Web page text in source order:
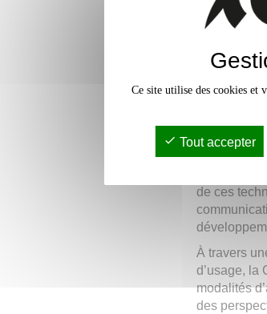
sur la
face au
sociétaux
Le colloque
croisant
de ces
À travers
d’usage, la
modalités
des
Ce site utilise des cookies et
Tout accepter